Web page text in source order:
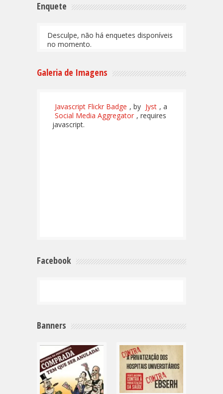
Enquete
Desculpe, não há enquetes disponíveis
no momento.
Galeria de Imagens
Javascript Flickr Badge , by Jyst , a
Social Media Aggregator , requires
javascript.
Facebook
Banners